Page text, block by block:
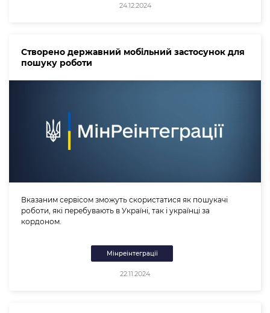
24.12.2024
Створено державний мобільний застосунок для
пошуку роботи
Вказаним сервісом зможуть скористатися як пошукачі
роботи, які перебувають в Україні, так і українці за
кордоном.
Мінреінтеграції
22.11.2024